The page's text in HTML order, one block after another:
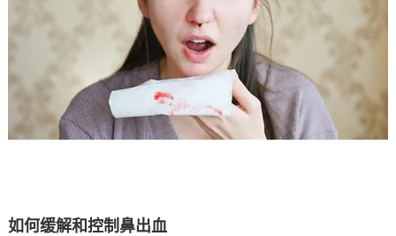
如何缓解和控制鼻出血